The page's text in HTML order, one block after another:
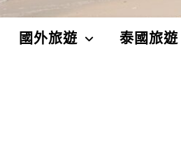
國外旅遊 泰國旅遊